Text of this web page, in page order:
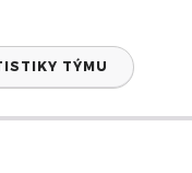
TÝMU